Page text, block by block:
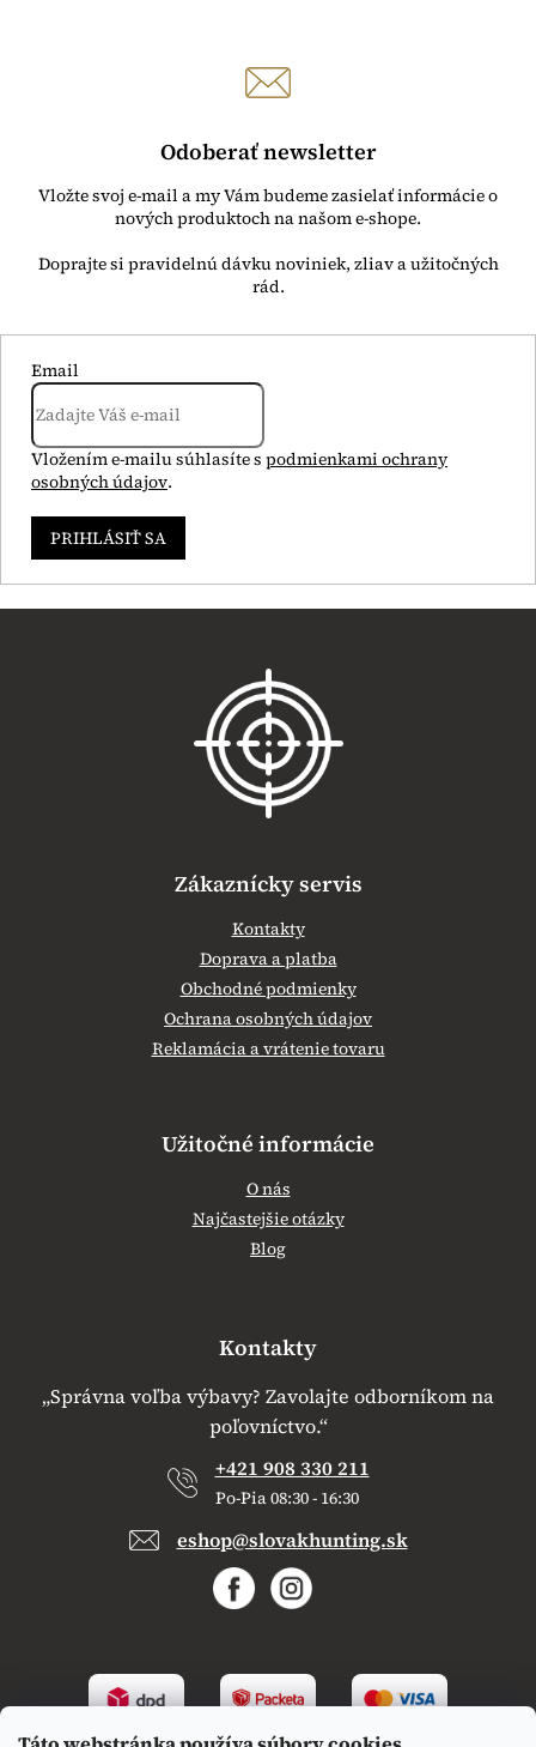
Odoberať newsletter
Vložte svoj e-mail a my Vám budeme zasielať informácie o
nových produktoch na našom e-shope.
Email
Vložením e-mailu súhlasíte s podmienkami ochrany
osobných údajov.
PRIHLÁSIŤ SA
Zákaznícky servis
Kontakty
Doprava a platba
Obchodné podmienky
Ochrana osobných údajov
Reklamácia a vrátenie tovaru
Užitočné informácie
O nás
Najčastejšie otázky
Blog
Kontakty
„Správna voľba výbavy? Zavolajte odborníkom na
poľovníctvo.“
+421 908 330 211
Po-Pia 08:30 - 16:30
eshop@slovakhunting.sk